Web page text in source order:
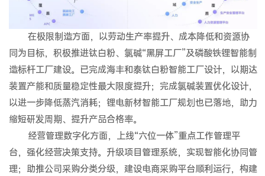
在极限制造方面，以劳动生产率提升、成本降低和资源协
同为目标，积极推进钛白粉、氯碱“黑屏工厂”及磷酸铁锂智能制
造标杆工厂建设。已完成海丰和泰钛白粉智能工厂设计，以期达
装置产能和质量稳定性最大限度提升；完成氯碱装置优化设计，
以进一步降低蒸汽消耗；锂电新材智能工厂规划也已落地，助力
缩短研发周期、提升产品合格率。
经营管理数字化方面，上线“六位一体”重点工作管理平
台，强化经营决策支持。升级项目管理系统，实现智能化协同管
理；助推公司采购分类分级，建设电商采购平台顺利运行，构建